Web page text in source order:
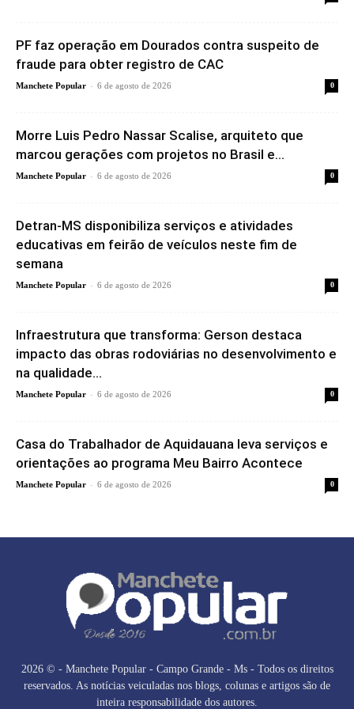
PF faz operação em Dourados contra suspeito de
fraude para obter registro de CAC
Manchete Popular - 6 de agosto de 2026 0
Morre Luis Pedro Nassar Scalise, arquiteto que
marcou gerações com projetos no Brasil e...
Manchete Popular - 6 de agosto de 2026 0
Detran-MS disponibiliza serviços e atividades
educativas em feirão de veículos neste fim de
semana
Manchete Popular - 6 de agosto de 2026 0
Infraestrutura que transforma: Gerson destaca
impacto das obras rodoviárias no desenvolvimento e
na qualidade...
Manchete Popular - 6 de agosto de 2026 0
Casa do Trabalhador de Aquidauana leva serviços e
orientações ao programa Meu Bairro Acontece
Manchete Popular - 6 de agosto de 2026 0
2026 © - Manchete Popular - Campo Grande - Ms - Todos os direitos
reservados. As notícias veiculadas nos blogs, colunas e artigos são de
inteira responsabilidade dos autores.